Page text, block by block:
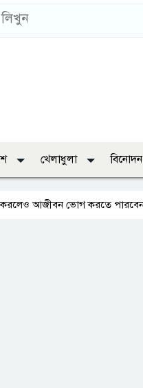
খেলাধুলা বিনোদন
ভোগ করতে পারবেন পিতা-মাতা